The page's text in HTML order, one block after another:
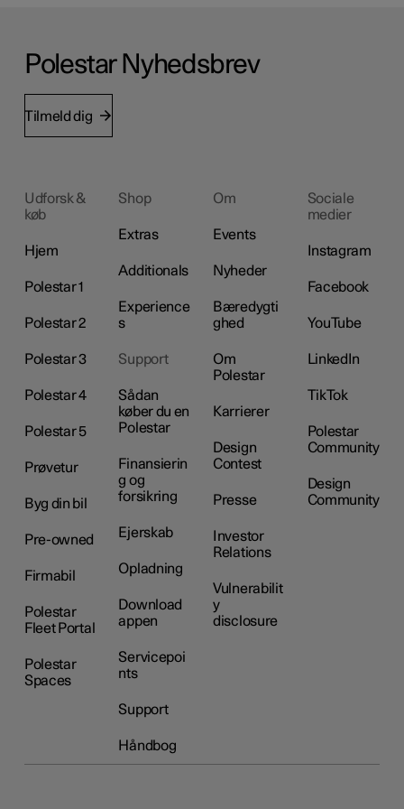
Polestar Nyhedsbrev
Tilmeld dig
Udforsk &
køb
Hjem
Polestar 1
Polestar 2
Polestar 3
Polestar 4
Polestar 5
Prøvetur
Byg din bil
Pre-owned
Firmabil
Polestar
Fleet Portal
Polestar
Spaces
Shop
Extras
Additionals
Experience
s
Support
Sådan
køber du en
Polestar
Finansierin
g og
forsikring
Ejerskab
Opladning
Download
appen
Servicepoi
nts
Support
Håndbog
Om
Events
Nyheder
Bæredygti
ghed
Om
Polestar
Karrierer
Design
Contest
Presse
Investor
Relations
Vulnerabilit
y
disclosure
Sociale
medier
Instagram
Facebook
YouTube
LinkedIn
TikTok
Polestar
Community
Design
Community